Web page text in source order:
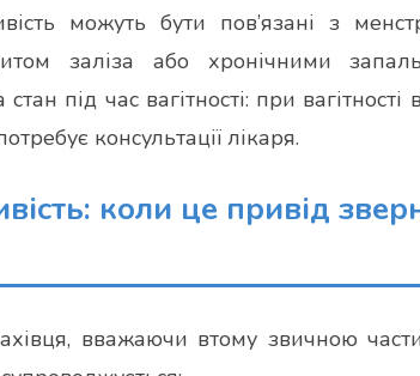
можуть бути пов’язані з
заліза або хронічними
під час вагітності: при
консультації лікаря.
коли це привід
вважаючи втому звичною